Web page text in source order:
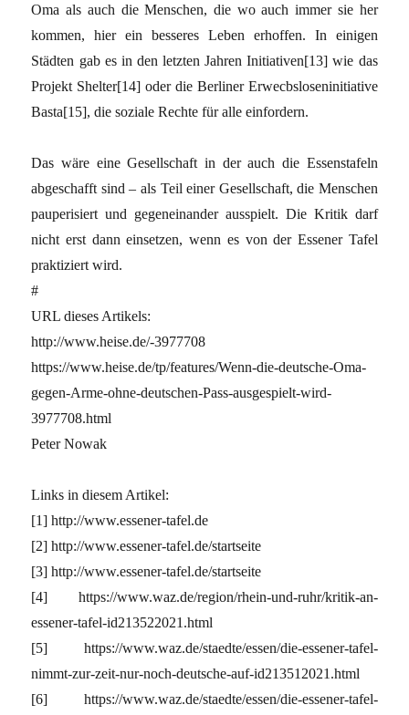
Oma als auch die Menschen, die wo auch immer sie her
kommen, hier ein besseres Leben erhoffen. In einigen
Städten gab es in den letzten Jahren Initiativen[13] wie das
Projekt Shelter[14] oder die Berliner Erwecbsloseninitiative
Basta[15], die soziale Rechte für alle einfordern.
Das wäre eine Gesellschaft in der auch die Essenstafeln
abgeschafft sind – als Teil einer Gesellschaft, die Menschen
pauperisiert und gegeneinander ausspielt. Die Kritik darf
nicht erst dann einsetzen, wenn es von der Essener Tafel
praktiziert wird.
#
URL dieses Artikels:
http://www.heise.de/-3977708
https://www.heise.de/tp/features/Wenn-die-deutsche-Oma-
gegen-Arme-ohne-deutschen-Pass-ausgespielt-wird-
3977708.html
Peter Nowak
Links in diesem Artikel:
[1] http://www.essener-tafel.de
[2] http://www.essener-tafel.de/startseite
[3] http://www.essener-tafel.de/startseite
[4] https://www.waz.de/region/rhein-und-ruhr/kritik-an-
essener-tafel-id213522021.html
[5] https://www.waz.de/staedte/essen/die-essener-tafel-
nimmt-zur-zeit-nur-noch-deutsche-auf-id213512021.html
[6] https://www.waz.de/staedte/essen/die-essener-tafel-